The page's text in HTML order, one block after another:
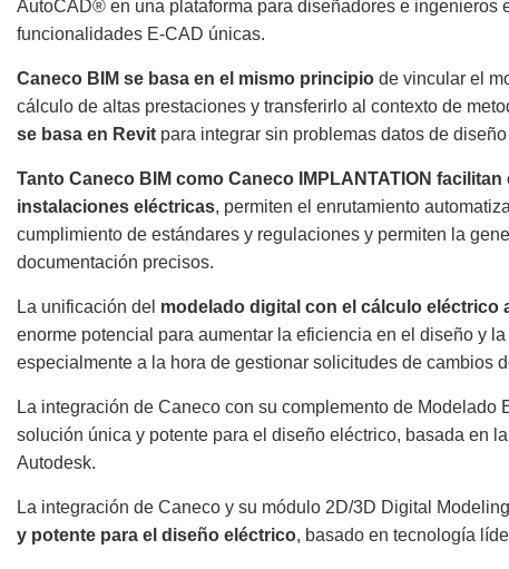
AutoCAD® en una plataforma para diseñadores e ingenieros
funcionalidades E-CAD únicas.
Caneco BIM se basa en el mismo principio de vincular el
cálculo de altas prestaciones y transferirlo al contexto de
se basa en Revit para integrar sin problemas datos de
Tanto Caneco BIM como Caneco IMPLANTATION
instalaciones eléctricas, permiten el enrutamiento
cumplimiento de estándares y regulaciones y permiten la
documentación precisos.
La unificación del modelado digital con el cálculo eléctrico
enorme potencial para aumentar la eficiencia en el diseño y
especialmente a la hora de gestionar solicitudes de cambios
La integración de Caneco con su complemento de Modelado
solución única y potente para el diseño eléctrico, basada en
Autodesk.
La integración de Caneco y su módulo 2D/3D Digital
y potente para el diseño eléctrico, basado en tecnología